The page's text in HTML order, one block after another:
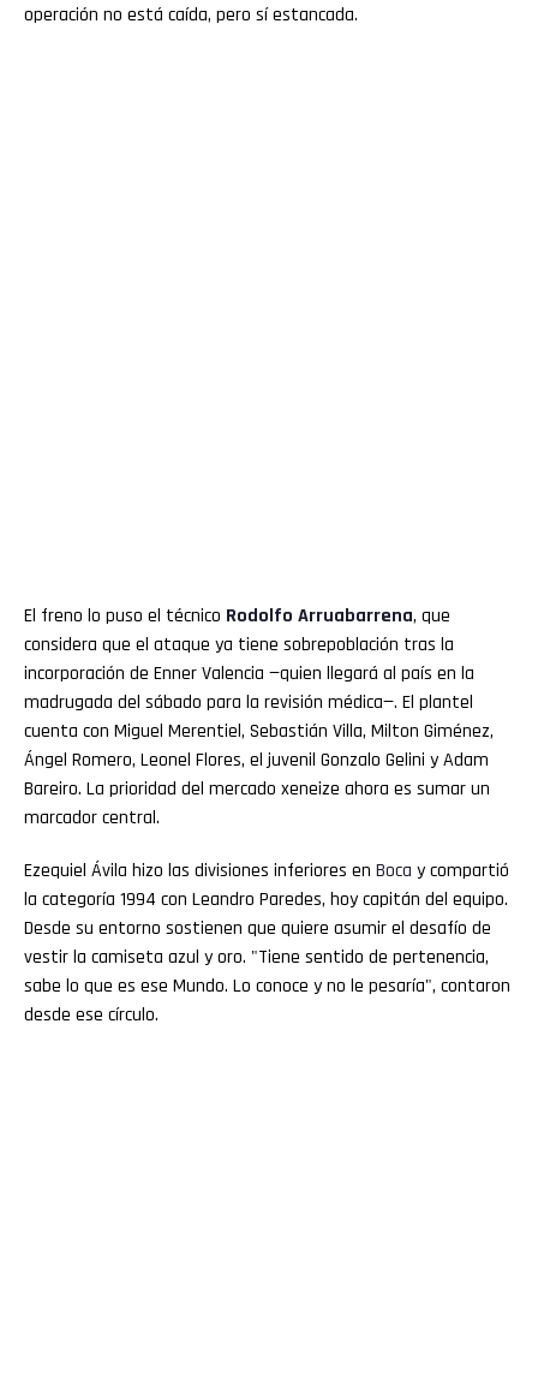
operación no está caída, pero sí estancada.
El freno lo puso el técnico Rodolfo Arruabarrena, que
considera que el ataque ya tiene sobrepoblación tras la
incorporación de Enner Valencia —quien llegará al país en la
madrugada del sábado para la revisión médica—. El plantel
cuenta con Miguel Merentiel, Sebastián Villa, Milton Giménez,
Ángel Romero, Leonel Flores, el juvenil Gonzalo Gelini y Adam
Bareiro. La prioridad del mercado xeneize ahora es sumar un
marcador central.
Ezequiel Ávila hizo las divisiones inferiores en Boca y compartió
la categoría 1994 con Leandro Paredes, hoy capitán del equipo.
Desde su entorno sostienen que quiere asumir el desafío de
vestir la camiseta azul y oro. "Tiene sentido de pertenencia,
sabe lo que es ese Mundo. Lo conoce y no le pesaría", contaron
desde ese círculo.